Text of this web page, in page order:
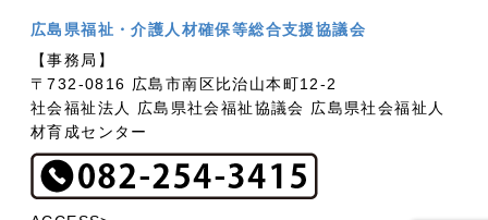
広島県福祉・介護人材確保等総合支援協議会
【事務局】
〒732-0816 広島市南区比治山本町12-2
社会福祉法人 広島県社会福祉協議会 広島県社会福祉人
材育成センター